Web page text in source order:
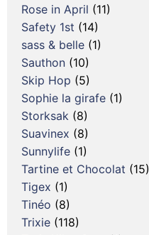
Rose in April (11)
Safety 1st (14)
sass & belle (1)
Sauthon (10)
Skip Hop (5)
Sophie la girafe (1)
Storksak (8)
Suavinex (8)
Sunnylife (1)
Tartine et Chocolat (15)
Tigex (1)
Tinéo (8)
Trixie (118)